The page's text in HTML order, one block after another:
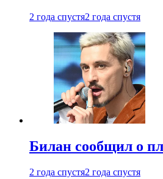
2 года спустя2 года спустя
Билан сообщил о
2 года спустя2 года спустя